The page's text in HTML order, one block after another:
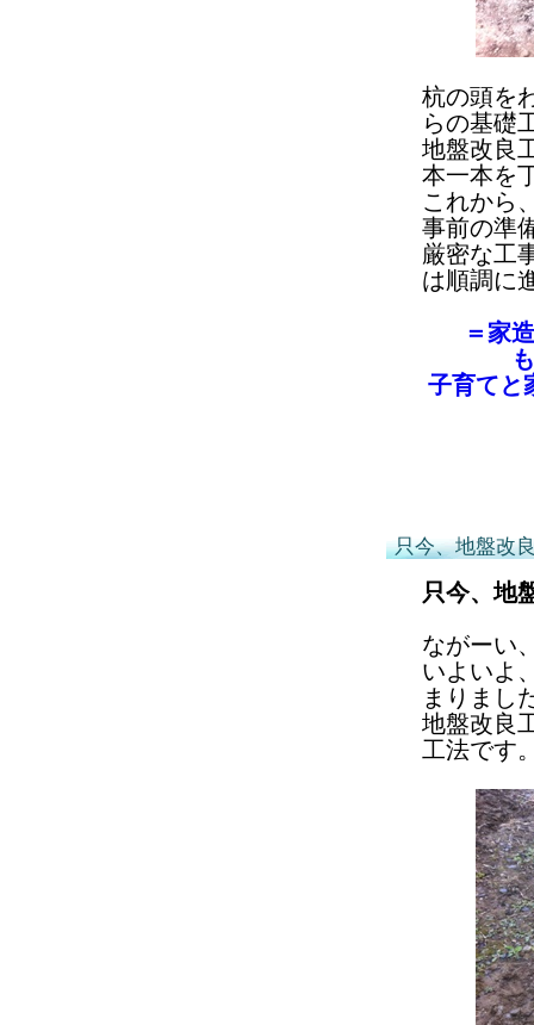
杭の頭を
らの基礎
地盤改良
本一本を
これから
事前の準
厳密な工
は順調に
＝家
子育てと
只今、地盤改
只今、地
ながーい
いよいよ
まりまし
地盤改良
工法です